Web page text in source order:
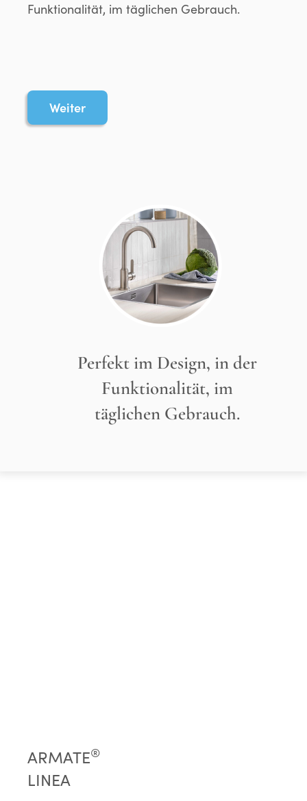
Funktionalität, im täglichen Gebrauch.
Weiter
Perfekt im Design, in der
Funktionalität, im
täglichen Gebrauch.
ARMATE®
LINEA